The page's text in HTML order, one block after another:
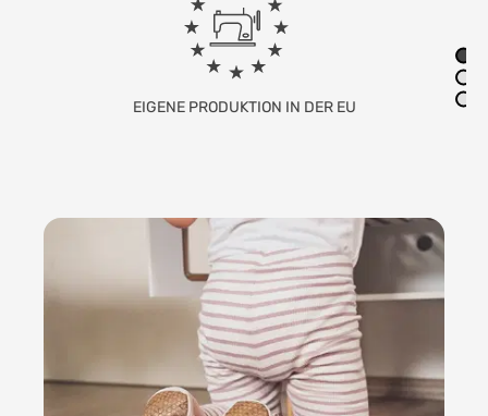
FAMILIENUNTERNEHMEN MIT SITZ IN